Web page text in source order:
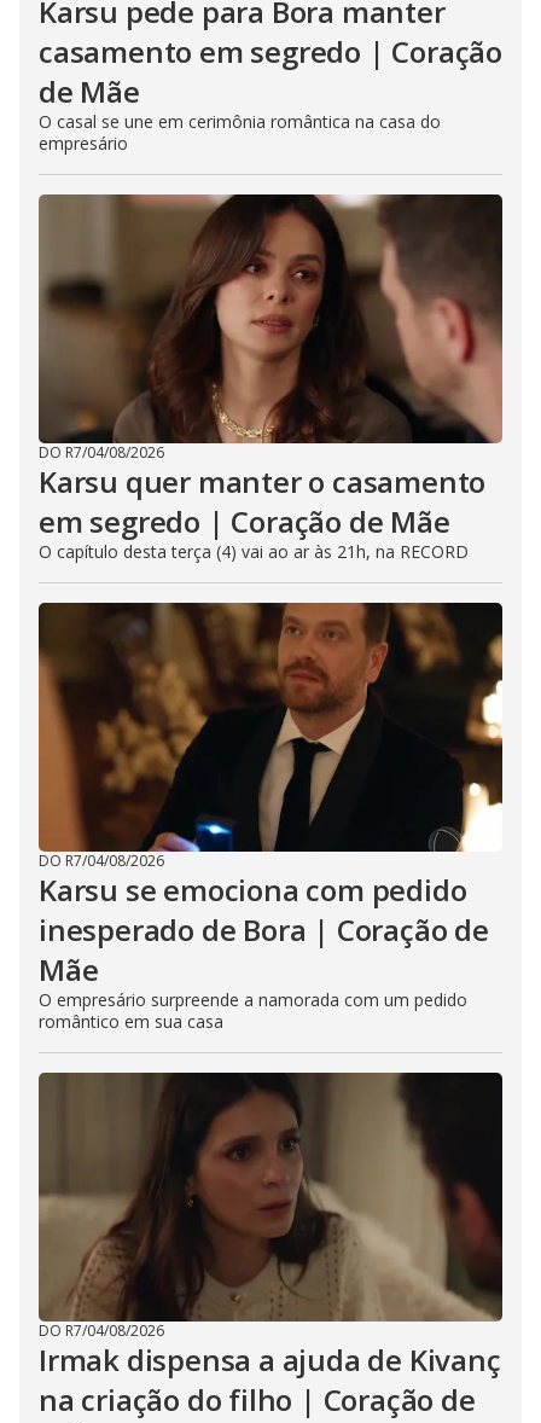
Karsu pede para Bora manter
casamento em segredo | Coração
de Mãe
O casal se une em cerimônia romântica na casa do
empresário
DO R7/04/08/2026
Karsu quer manter o casamento
em segredo | Coração de Mãe
O capítulo desta terça (4) vai ao ar às 21h, na RECORD
DO R7/04/08/2026
Karsu se emociona com pedido
inesperado de Bora | Coração de
Mãe
O empresário surpreende a namorada com um pedido
romântico em sua casa
DO R7/04/08/2026
Irmak dispensa a ajuda de Kivanç
na criação do filho | Coração de